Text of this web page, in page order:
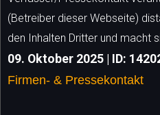
(Betreiber dieser Webseite)
den Inhalten Dritter und macht
09. Oktober 2025 | ID:
Firmen- & Pressekontakt